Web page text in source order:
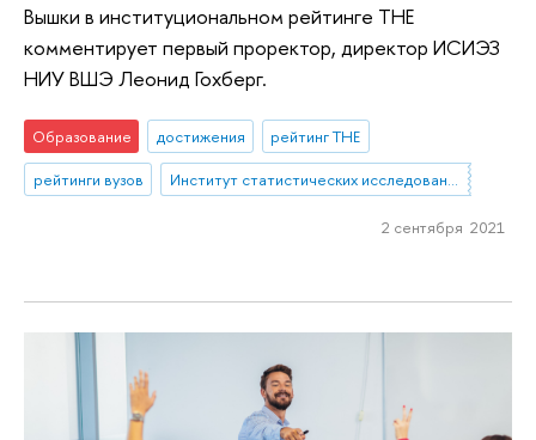
Вышки в институциональном рейтинге THE
комментирует первый проректор, директор ИСИЭЗ
НИУ ВШЭ Леонид Гохберг.
Образование достижения
рейтинг THE
рейтинги вузов
Институт статистических исследований и экономики знаний
2 сентября 2021